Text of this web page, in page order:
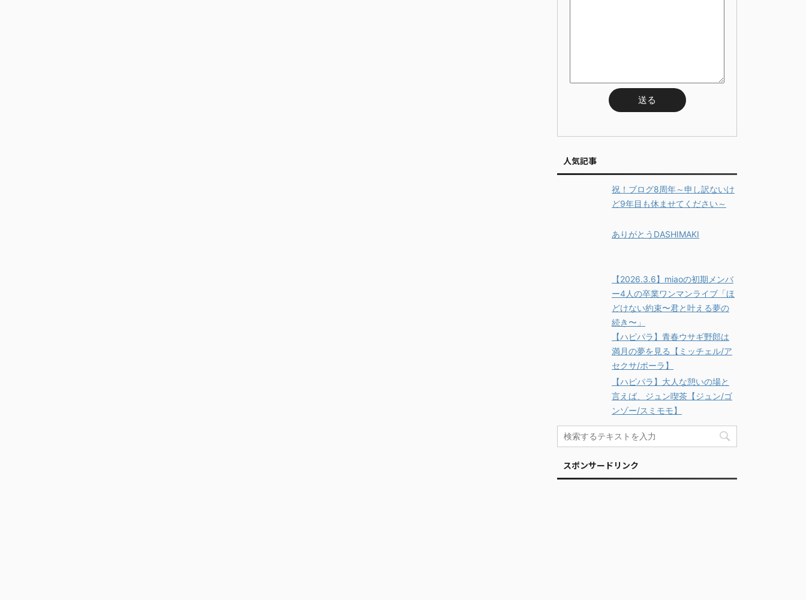
人気記事
祝！ブログ8周年～申し訳ないけ
ど9年目も休ませてください～
ありがとうDASHIMAKI
【2026.3.6】miaoの初期メンバ
ー4人の卒業ワンマンライブ「ほ
どけない約束〜君と叶える夢の
続き〜」
【ハピパラ】青春ウサギ野郎は
満月の夢を見る【ミッチェル/ア
セクサ/ポーラ】
【ハピパラ】大人な憩いの場と
言えば、ジュン喫茶【ジュン/ゴ
ンゾー/スミモモ】
スポンサードリンク